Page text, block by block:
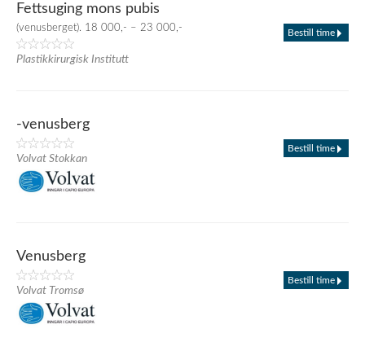
Fettsuging mons pubis
(venusberget). 18 000,- – 23 000,-
Plastikkirurgisk Institutt
Bestill time
-venusberg
Volvat Stokkan
Bestill time
Venusberg
Volvat Tromsø
Bestill time